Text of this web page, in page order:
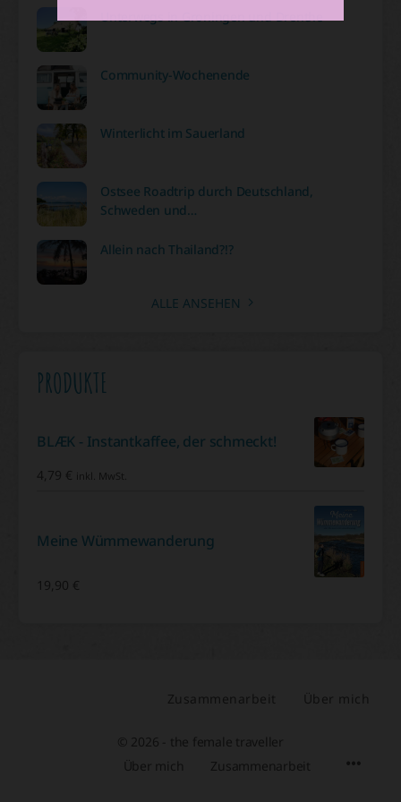
Community-Wochenende
Winterlicht im Sauerland
Ostsee Roadtrip durch Deutschland,
Schweden und…
Allein nach Thailand?!?
ALLE ANSEHEN
PRODUKTE
BLÆK - Instantkaffee, der schmeckt!
4,79 € inkl. MwSt.
Meine Wümmewanderung
19,90 €
Zusammenarbeit Über mich
© 2026 - the female traveller
Über mich
Zusammenarbeit